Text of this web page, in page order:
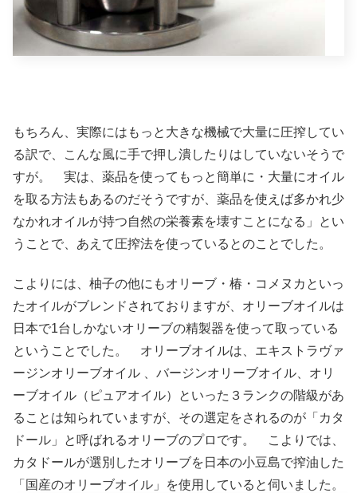
もちろん、実際にはもっと大きな機械で大量に圧搾してい
る訳で、こんな風に手で押し潰したりはしていないそうで
すが。 実は、薬品を使ってもっと簡単に・大量にオイル
を取る方法もあるのだそうですが、薬品を使えば多かれ少
なかれオイルが持つ自然の栄養素を壊すことになる」とい
うことで、あえて圧搾法を使っているとのことでした。
こよりには、柚子の他にもオリーブ・椿・コメヌカといっ
たオイルがブレンドされておりますが、オリーブオイルは
日本で1台しかないオリーブの精製器を使って取っている
ということでした。 オリーブオイルは、エキストラヴァ
ージンオリーブオイル 、バージンオリーブオイル、オリ
ーブオイル（ピュアオイル）といった３ランクの階級があ
ることは知られていますが、その選定をされるのが「カタ
ドール」と呼ばれるオリーブのプロです。 こよりでは、
カタドールが選別したオリーブを日本の小豆島で搾油した
「国産のオリーブオイル」を使用していると伺いました。